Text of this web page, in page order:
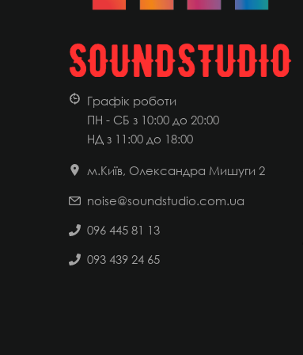
Графік роботи
ПН - СБ з 10:00 до 20:00
НД з 11:00 до 18:00
м.Київ, Олександра Мишуги 2
noise@soundstudio.com.ua
096 445 81 13
093 439 24 65